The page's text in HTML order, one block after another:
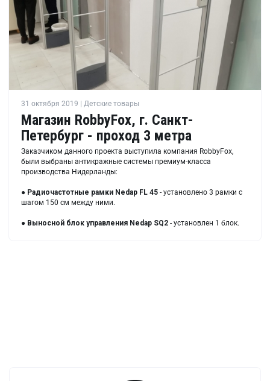
31 октября 2019 | Детские товары
Магазин RobbyFox, г. Санкт-
Петербург - проход 3 метра
Заказчиком данного проекта выступила компания RobbyFox,
были выбраны антикражные системы премиум-класса
производства Нидерланды:
● Радиочастотные рамки Nedap FL 45 - установлено 3 рамки с
шагом 150 см между ними.
● Выносной блок управления Nedap SQ2 - установлен 1 блок.